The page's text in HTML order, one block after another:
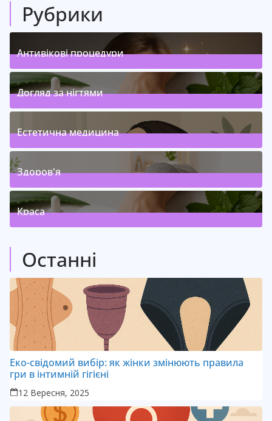
Рубрики
Антивікові процедури
(1Posts )
Догляд за нігтями
(1Posts )
Естетична медицина
(1Posts )
Здоров'я
(4Posts )
Краса
Останні
Еко-свідомий вибір: як жінки змінюють правила
гри в інтимній гігієні
12 Вересня, 2025